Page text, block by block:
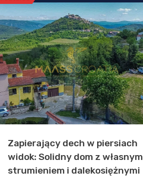
Zapierający dech w piersiach
widok: Solidny dom z własnym
strumieniem i dalekosiężnymi